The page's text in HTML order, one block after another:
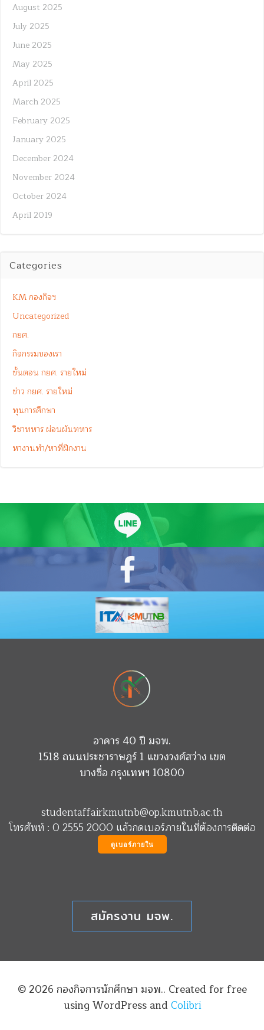
August 2025
July 2025
June 2025
May 2025
April 2025
March 2025
February 2025
January 2025
December 2024
November 2024
October 2024
April 2019
Categories
KM กองกิจฯ
Uncategorized
กยศ.
กิจกรรมของเรา
ขั้นตอน กยศ. รายใหม่
ข่าว กยศ. รายใหม่
ทุนการศึกษา
วิชาทหาร ผ่อนผันทหาร
หางานทำ/หาที่ฝึกงาน
อาคาร 40 ปี มจพ.
1518 ถนนประชาราษฎร์ 1 แขวงวงศ์สว่าง เขต
บางซื่อ กรุงเทพฯ 10800
studentaffairkmutnb@op.kmutnb.ac.th
โทรศัพท์ : 0 2555 2000 แล้วกดเบอร์ภายในที่ต้องการติดต่อ
ดูเบอร์ภายใน
สมัครงาน มจพ.
© 2026 กองกิจการนักศึกษา มจพ.. Created for free
using WordPress and Colibri